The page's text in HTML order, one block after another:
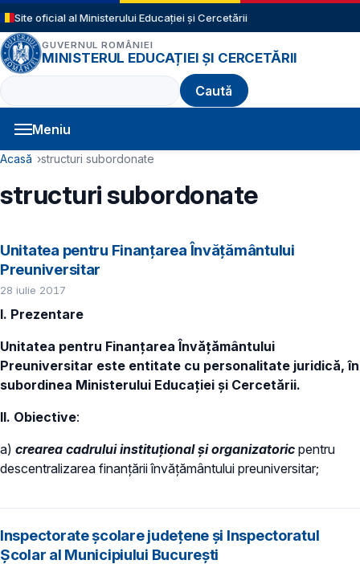
Sari la conținutul principal
Site oficial al Ministerului Educației și Cercetării
GUVERNUL ROMÂNIEI
MINISTERUL EDUCAȚIEI ȘI CERCETĂRII
Caută
Meniu
Navigație principală
Cale de navigare
Acasă structuri subordonate
structuri subordonate
Unitatea pentru Finanțarea Învățământului
Preuniversitar
28 iulie 2017
I. Prezentare
Unitatea pentru Finanţarea Învăţământului
Preuniversitar este entitate cu personalitate juridică, în
subordinea Ministerului Educației și Cercetării.
II. Obiective:
a) crearea cadrului instituţional şi organizatoric pentru
descentralizarea finanţării învăţământului preuniversitar;
Inspectorate şcolare judeţene şi Inspectoratul
Şcolar al Municipiului Bucureşti